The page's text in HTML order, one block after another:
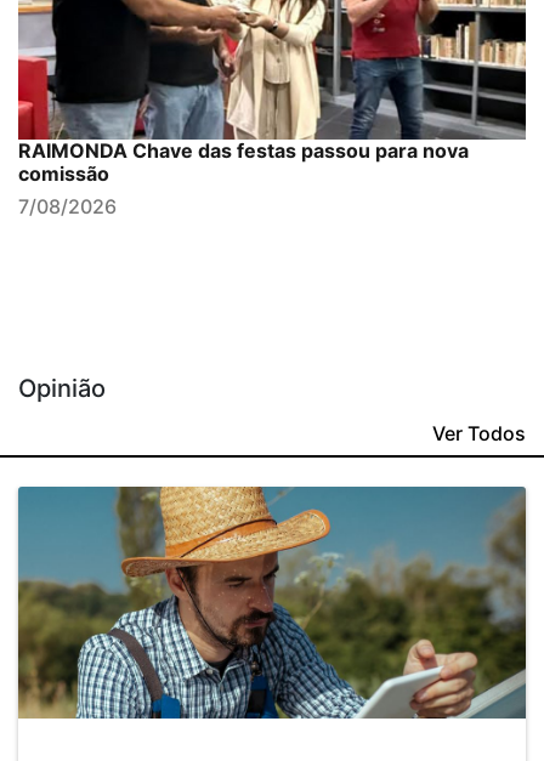
RAIMONDA Chave das festas passou para nova
comissão
7/08/2026
Opinião
Ver Todos